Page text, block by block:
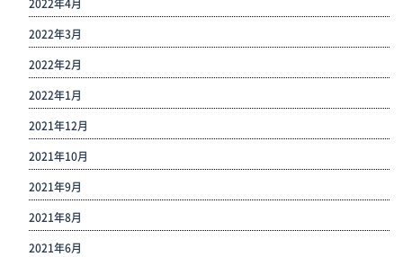
2022年4月
2022年3月
2022年2月
2022年1月
2021年12月
2021年10月
2021年9月
2021年8月
2021年6月